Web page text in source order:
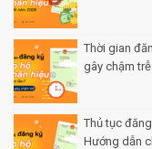
Thời gian
gây chậm trễ
Thủ tục
Hướng dẫn